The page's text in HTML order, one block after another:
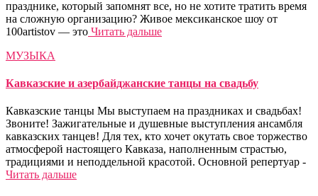
празднике, который запомнят все, но не хотите тратить время
на сложную организацию? Живое мексиканское шоу от
100artistov — это Читать дальше
МУЗЫКА
Кавказские и азербайджанские танцы на свадьбу
Кавказские танцы Мы выступаем на праздниках и свадьбах!
Звоните! Зажигательные и душевные выступления ансамбля
кавказских танцев! Для тех, кто хочет окутать свое торжество
атмосферой настоящего Кавказа, наполненным страстью,
традициями и неподдельной красотой. Основной репертуар -
Читать дальше